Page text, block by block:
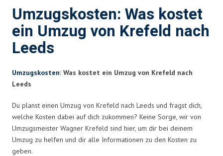
Umzugskosten: Was kostet
ein Umzug von Krefeld nach
Leeds
Umzugskosten: Was kostet ein Umzug von Krefeld nach
Leeds
Du planst einen Umzug von Krefeld nach Leeds und fragst dich,
welche Kosten dabei auf dich zukommen? Keine Sorge, wir von
Umzugsmeister Wagner Krefeld sind hier, um dir bei deinem
Umzug zu helfen und dir alle Informationen zu den Kosten zu
geben.